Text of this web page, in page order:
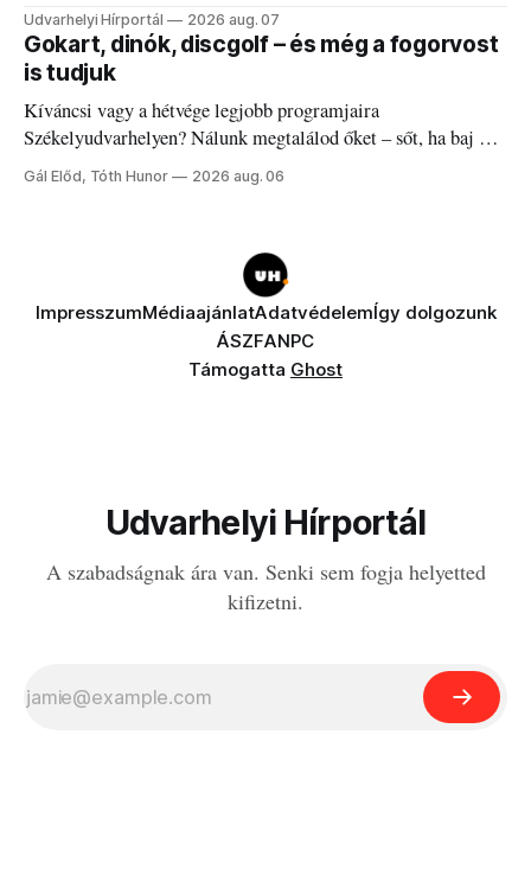
Udvarhelyi Hírportál 2026 aug. 07
Gokart, dinók, discgolf – és még a fogorvost
is tudjuk
Kíváncsi vagy a hétvége legjobb programjaira
Székelyudvarhelyen? Nálunk megtalálod őket – sőt, ha baj van
a fogaddal, a fogorvosi ügyeletet is!
Gál Előd, Tóth Hunor 2026 aug. 06
ImpresszumMédiaajánlatAdatvédelemÍgy dolgozunk
ÁSZFANPC
Támogatta Ghost
Udvarhelyi Hírportál
A szabadságnak ára van. Senki sem fogja helyetted
kifizetni.